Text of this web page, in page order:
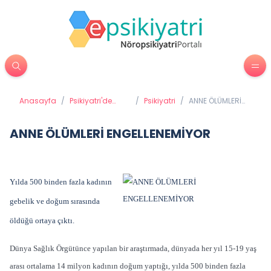
Anasayfa / Psikiyatri'de
/ Psikiyatri / ANNE ÖLÜMLERİ
ANNE ÖLÜMLERİ ENGELLENEMİYOR
Yılda 500 binden fazla kadının
gebelik ve doğum sırasında
öldüğü ortaya çıktı.
Dünya Sağlık Örgütünce yapılan bir araştırmada, dünyada her yıl 15-19 yaş
arası ortalama 14 milyon kadının doğum yaptığı, yılda 500 binden fazla